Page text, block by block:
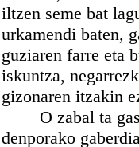
iltzen seme bat
urkamendi baten,
guziaren farre eta
iskuntza,
gizonaren itzakin
O zabal ta
denporako